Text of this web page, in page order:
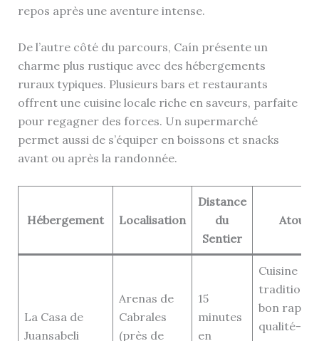
repos après une aventure intense.
De l’autre côté du parcours, Caín présente un
charme plus rustique avec des hébergements
ruraux typiques. Plusieurs bars et restaurants
offrent une cuisine locale riche en saveurs, parfaite
pour regagner des forces. Un supermarché
permet aussi de s’équiper en boissons et snacks
avant ou après la randonnée.
Hébergement Localisation
Distance
du
Sentier
Atouts
La Casa de
Juansabeli
Arenas de
Cabrales
(près de
15
minutes
en
Cuisine
bon
qualité-